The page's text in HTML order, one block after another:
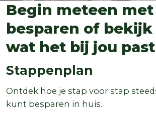
Begin meteen met
besparen of
wat het bij jou past
Stappenplan
Ontdek hoe je stap voor stap
kunt besparen in huis.